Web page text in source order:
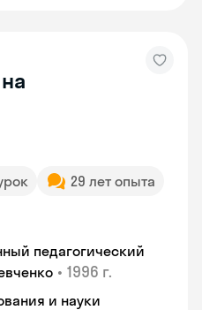
29 лет опыта
педагогический
• 1996 г.
и науки